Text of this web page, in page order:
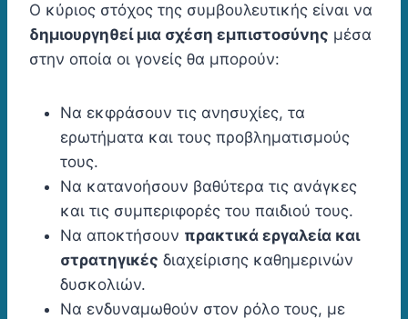
Ο κύριος στόχος της συμβουλευτικής είναι να
δημιουργηθεί μια σχέση εμπιστοσύνης μέσα
στην οποία οι γονείς θα μπορούν:
Να εκφράσουν τις ανησυχίες, τα
ερωτήματα και τους προβληματισμούς
τους.
Να κατανοήσουν βαθύτερα τις ανάγκες
και τις συμπεριφορές του παιδιού τους.
Να αποκτήσουν πρακτικά εργαλεία και
στρατηγικές διαχείρισης καθημερινών
δυσκολιών.
Να ενδυναμωθούν στον ρόλο τους, με